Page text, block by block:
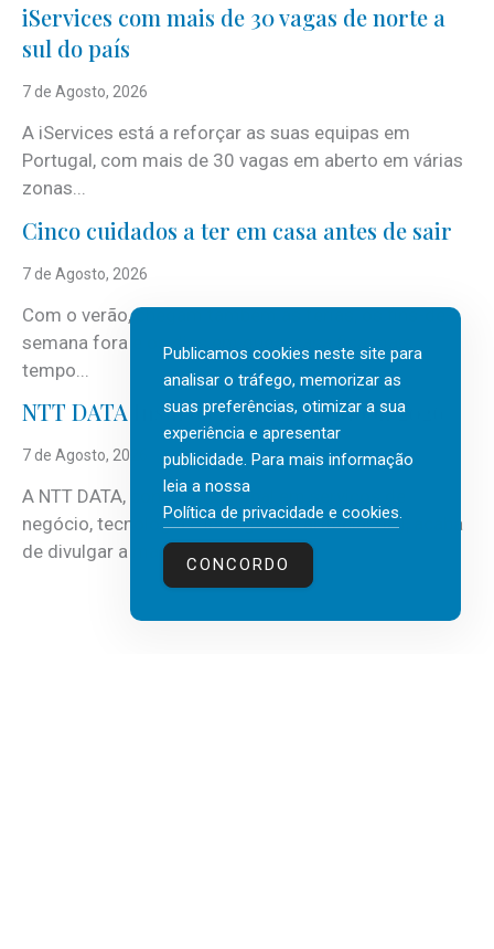
iServices com mais de 30 vagas de norte a
sul do país
7 de Agosto, 2026
A iServices está a reforçar as suas equipas em
Portugal, com mais de 30 vagas em aberto em várias
zonas...
Cinco cuidados a ter em casa antes de sair
7 de Agosto, 2026
Com o verão, chegam também as férias, os fins-de-
semana fora e os dias em que a casa fica mais
tempo...
NTT DATA Insurtech Global Outlook 2026
7 de Agosto, 2026
A NTT DATA, consultora global em serviços de
negócio, tecnologia e inteligência artificial (IA), acaba
de divulgar a mais recente...
Publicamos cookies neste site para
analisar o tráfego, memorizar as
suas preferências, otimizar a sua
experiência e apresentar
publicidade. Para mais informação
leia a nossa
Política de privacidade e cookies.
CONCORDO